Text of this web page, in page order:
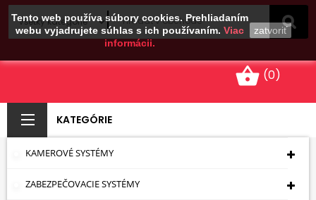
Tento web používa súbory cookies. Prehliadaním
webu vyjadrujete súhlas s ich používaním. Viac
informácii.
zatvoriť
shopping_basket (0)
KATEGÓRIE
KAMEROVÉ SYSTÉMY
ZABEZPEČOVACIE SYSTÉMYPRENOSNÉ